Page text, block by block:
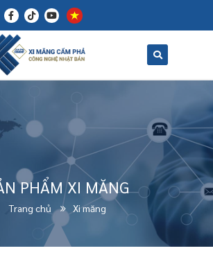
PHẨM XI MĂNG
Trang chủ Xi măng